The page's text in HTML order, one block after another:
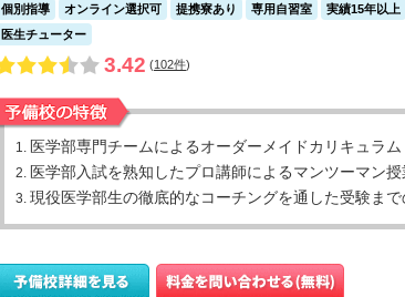
個別指導 オンライン選択可 提携寮あり 専用自習室 実績15年以上
医生チューター
3.42 (102件)
1. 医学部専門チームによるオーダーメイドカリキュラム
2. 医学部入試を熟知したプロ講師によるマンツーマン授
3. 現役医学部生の徹底的なコーチングを通した受験まで